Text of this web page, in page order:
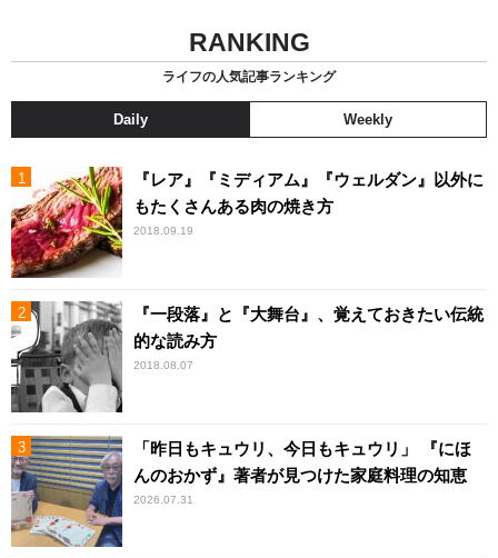
RANKING
ライフの人気記事ランキング
Daily Weekly
『レア』『ミディアム』『ウェルダン』以外に
もたくさんある肉の焼き方
2018.09.19
『一段落』と『大舞台』、覚えておきたい伝統
的な読み方
2018.08.07
「昨日もキュウリ、今日もキュウリ」 『にほ
んのおかず』著者が見つけた家庭料理の知恵
2026.07.31